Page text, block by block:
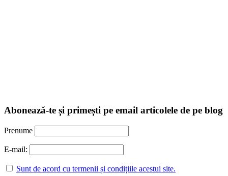
Abonează-te și primești pe email articolele de pe blog
Prenume
E-mail:
Sunt de acord cu termenii și condițiile acestui site.